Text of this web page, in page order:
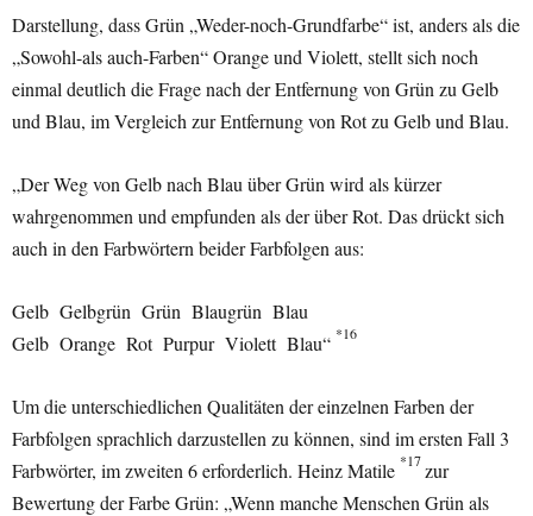
Darstellung, dass Grün „Weder-noch-Grundfarbe“ ist, anders als die
„Sowohl-als auch-Farben“ Orange und Violett, stellt sich noch
einmal deutlich die Frage nach der Entfernung von Grün zu Gelb
und Blau, im Vergleich zur Entfernung von Rot zu Gelb und Blau.
„Der Weg von Gelb nach Blau über Grün wird als kürzer
wahrgenommen und empfunden als der über Rot. Das drückt sich
auch in den Farbwörtern beider Farbfolgen aus:
Gelb Gelbgrün Grün Blaugrün Blau
Gelb Orange Rot Purpur Violett Blau“ *16
Um die unterschiedlichen Qualitäten der einzelnen Farben der
Farbfolgen sprachlich darzustellen zu können, sind im ersten Fall 3
Farbwörter, im zweiten 6 erforderlich. Heinz Matile *17zur
Bewertung der Farbe Grün: „Wenn manche Menschen Grün als